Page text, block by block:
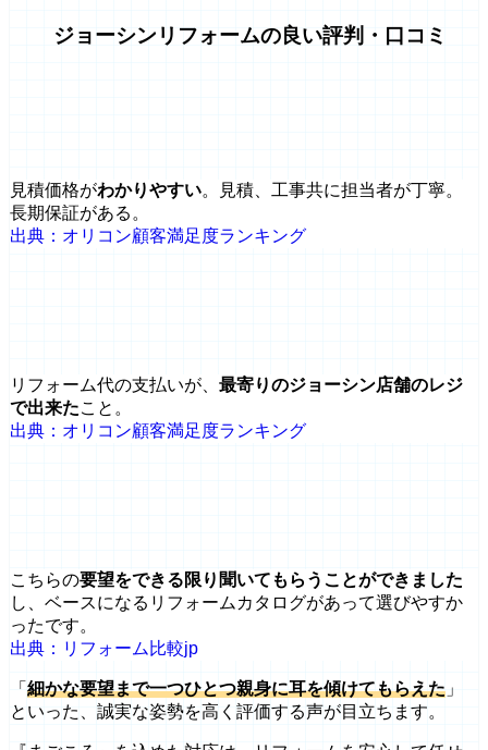
ジョーシンリフォームの良い評判・口コミ
見積価格がわかりやすい。見積、工事共に担当者が丁寧。
長期保証がある。
出典：オリコン顧客満足度ランキング
リフォーム代の支払いが、 最寄りのジョーシン店舗のレジ
で出来たこと。
出典：オリコン顧客満足度ランキング
こちらの要望をできる限り聞いてもらうことができました
し、ベースになるリフォームカタログがあって選びやすか
ったです。
出典：リフォーム比較jp
「 細かな要望まで一つひとつ親身に耳を傾けてもらえた 」
といった、誠実な姿勢を高く評価する声が目立ちます。